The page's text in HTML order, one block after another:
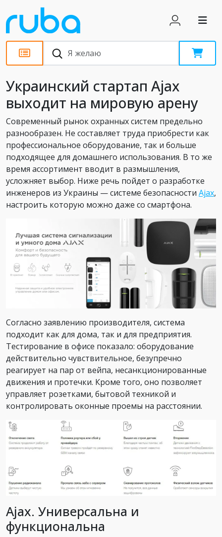
Обзоры
Украинский стартап Ajax
выходит на мировую арену
Современный рынок охранных систем предельно
разнообразен. Не составляет труда приобрести как
профессиональное оборудование, так и больше
подходящее для домашнего использования. В то же
время ассортимент вводит в размышления,
усложняет выбор. Ниже речь пойдет о разработке
инженеров из Украины — системе безопасности Ajax,
настроить которую можно даже со смартфона.
Согласно заявлению производителя, система
подходит как для дома, так и для предприятия.
Тестирование в офисе показало: оборудование
действительно чувствительное, безупречно
реагирует на пар от вейпа, несанкционированные
движения и протечки. Кроме того, оно позволяет
управляет розетками, бытовой техникой и
контролировать оконные проемы на расстоянии.
Ajax. Универсальна и
функциональна